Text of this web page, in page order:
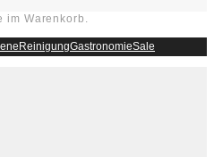
Warenkorb.
ReinigungGastronomieSale